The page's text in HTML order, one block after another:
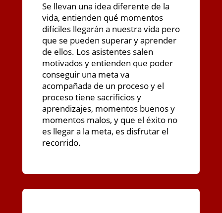
Se llevan una idea diferente de la
vida, entienden qué momentos
difíciles llegarán a nuestra vida pero
que se pueden superar y aprender
de ellos. Los asistentes salen
motivados y entienden que poder
conseguir una meta va
acompañada de un proceso y el
proceso tiene sacrificios y
aprendizajes, momentos buenos y
momentos malos, y que el éxito no
es llegar a la meta, es disfrutar el
recorrido.